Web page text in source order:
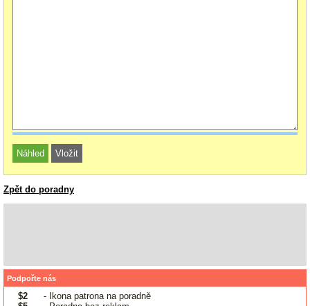
Zpět do poradny
Podpořte nás
$2
- Ikona patrona na poradně